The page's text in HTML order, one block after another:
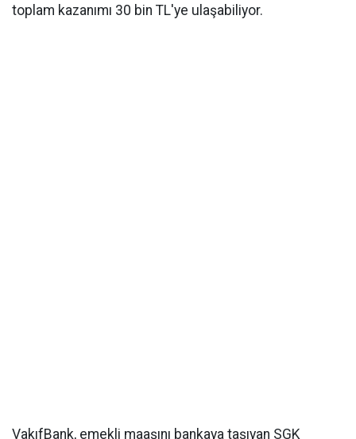
toplam kazanımı 30 bin TL'ye ulaşabiliyor.
VakıfBank, emekli maaşını bankaya taşıyan SGK